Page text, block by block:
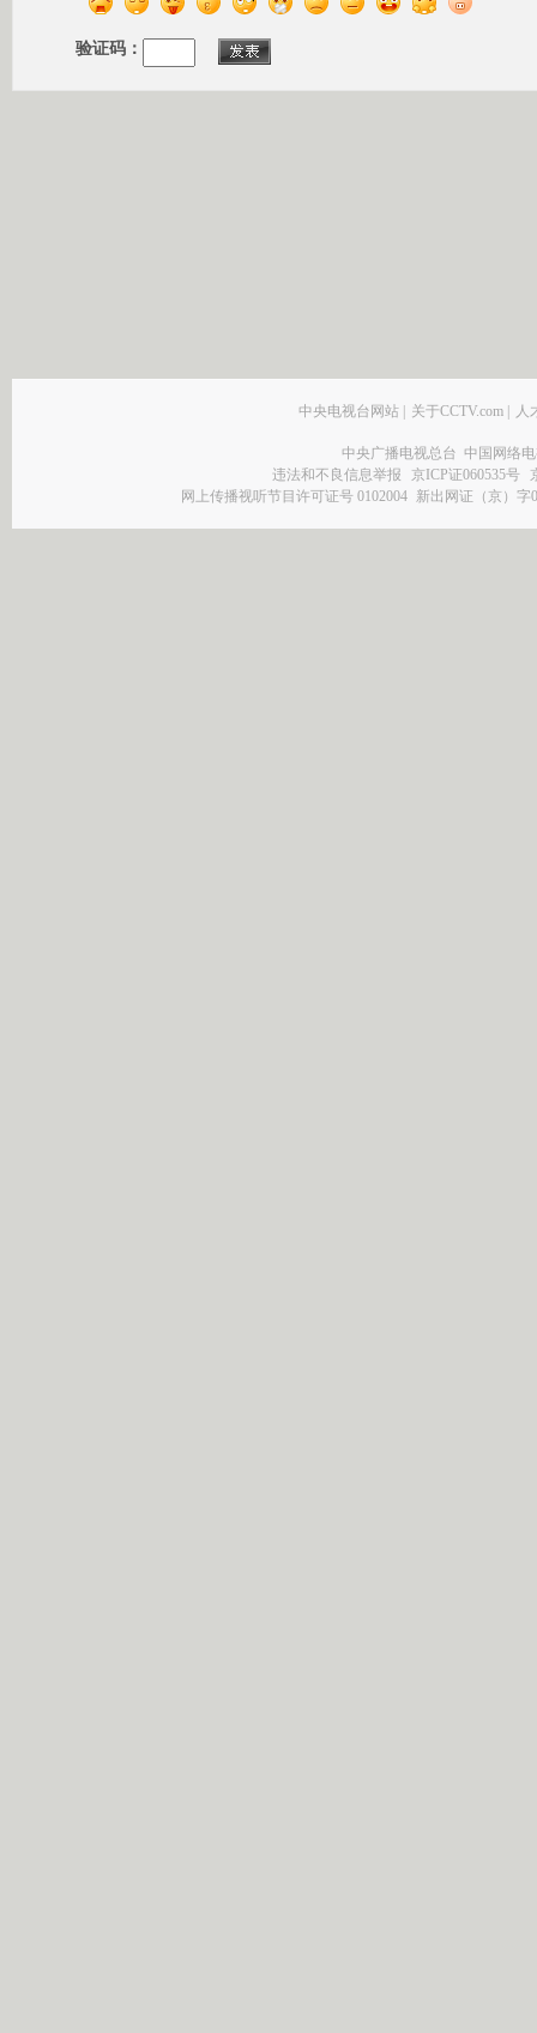
验证码：
中央电视台网站 | 关于CCTV.com | 人
中央广播电视总台 中国网络
违法和不良信息举报
京ICP证060535号
网上传播视听节目许可证号 0102004 新出网证（京）